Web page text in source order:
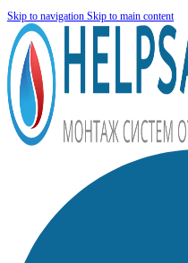
Skip to navigation Skip to main content